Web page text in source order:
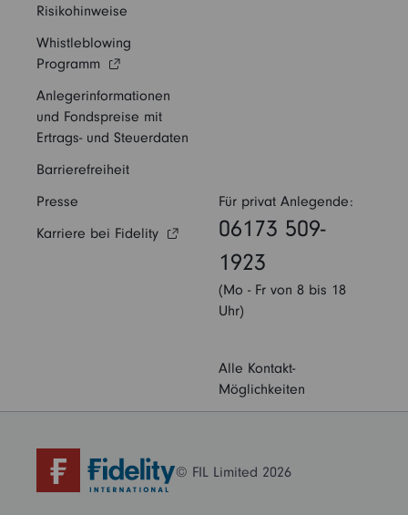
Risikohinweise
Whistleblowing
Programm
Anlegerinformationen
und Fondspreise mit
Ertrags- und Steuerdaten
Barrierefreiheit
Presse
Karriere bei Fidelity
Für privat Anlegende:
06173 509-
1923
(Mo - Fr von 8 bis 18
Uhr)
Alle Kontakt-
Möglichkeiten
© FIL Limited 2026